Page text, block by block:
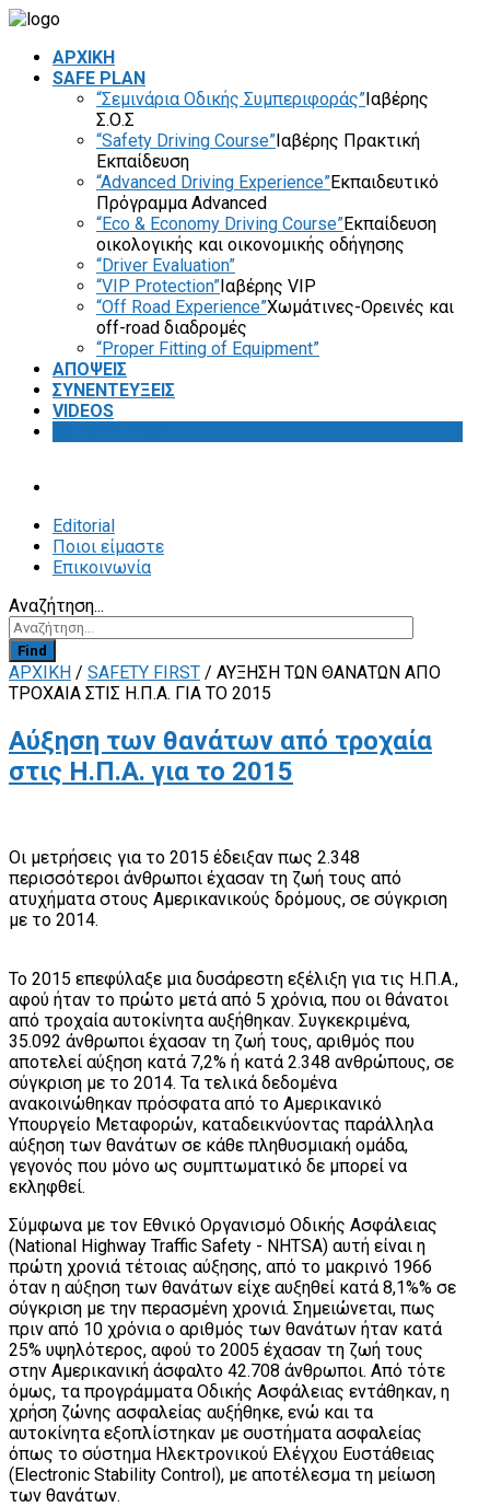
ΑΡΧΙΚΗ
SAFE PLAN
“Σεμινάρια Οδικής Συμπεριφοράς”Ιαβέρης
Σ.Ο.Σ
“Safety Driving Course”Ιαβέρης Πρακτική
Εκπαίδευση
“Advanced Driving Experience”Εκπαιδευτικό
Πρόγραμμα Advanced
“Eco & Economy Driving Course”Εκπαίδευση
οικολογικής και οικονομικής οδήγησης
“Driver Evaluation”
“VIP Protection”Ιαβέρης VIP
“Off Road Experience”Χωμάτινες-Ορεινές και
off-road διαδρομές
“Proper Fitting of Equipment”
ΑΠΟΨΕΙΣ
ΣΥΝΕΝΤΕΥΞΕΙΣ
VIDEOS
Editorial
Ποιοι είμαστε
Επικοινωνία
Αναζήτηση...
Find
ΑΡΧΙΚΗ / SAFETY FIRST / ΑΎΞΗΣΗ ΤΩΝ ΘΑΝΆΤΩΝ ΑΠΌ
ΤΡΟΧΑΊΑ ΣΤΙΣ Η.Π.Α. ΓΙΑ ΤΟ 2015
Αύξηση των θανάτων από τροχαία
στις Η.Π.Α. για το 2015
Οι μετρήσεις για το 2015 έδειξαν πως 2.348
περισσότεροι άνθρωποι έχασαν τη ζωή τους από
ατυχήματα στους Αμερικανικούς δρόμους, σε σύγκριση
με το 2014.
Το 2015 επεφύλαξε μια δυσάρεστη εξέλιξη για τις Η.Π.Α.,
αφού ήταν το πρώτο μετά από 5 χρόνια, που οι θάνατοι
από τροχαία αυτοκίνητα αυξήθηκαν. Συγκεκριμένα,
35.092 άνθρωποι έχασαν τη ζωή τους, αριθμός που
αποτελεί αύξηση κατά 7,2% ή κατά 2.348 ανθρώπους, σε
σύγκριση με το 2014. Τα τελικά δεδομένα
ανακοινώθηκαν πρόσφατα από το Αμερικανικό
Υπουργείο Μεταφορών, καταδεικνύοντας παράλληλα
αύξηση των θανάτων σε κάθε πληθυσμιακή ομάδα,
γεγονός που μόνο ως συμπτωματικό δε μπορεί να
εκληφθεί.
Σύμφωνα με τον Εθνικό Οργανισμό Οδικής Ασφάλειας
(National Highway Traffic Safety - NHTSA) αυτή είναι η
πρώτη χρονιά τέτοιας αύξησης, από το μακρινό 1966
όταν η αύξηση των θανάτων είχε αυξηθεί κατά 8,1%% σε
σύγκριση με την περασμένη χρονιά. Σημειώνεται, πως
πριν από 10 χρόνια ο αριθμός των θανάτων ήταν κατά
25% υψηλότερος, αφού το 2005 έχασαν τη ζωή τους
στην Αμερικανική άσφαλτο 42.708 άνθρωποι. Από τότε
όμως, τα προγράμματα Οδικής Ασφάλειας εντάθηκαν, η
χρήση ζώνης ασφαλείας αυξήθηκε, ενώ και τα
αυτοκίνητα εξοπλίστηκαν με συστήματα ασφαλείας
όπως το σύστημα Ηλεκτρονικού Ελέγχου Ευστάθειας
(Electronic Stability Control), με αποτέλεσμα τη μείωση
των θανάτων.